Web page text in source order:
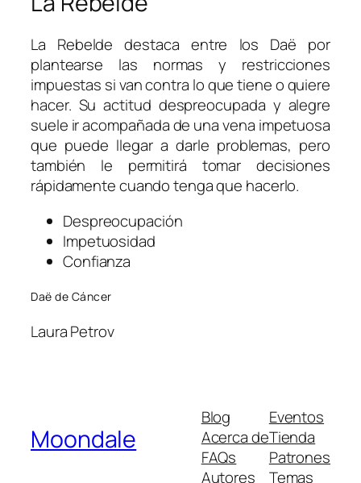
La Rebelde destaca entre los Daë por
plantearse las normas y restricciones
impuestas si van contra lo que tiene o quiere
hacer. Su actitud despreocupada y alegre
suele ir acompañada de una vena impetuosa
que puede llegar a darle problemas, pero
también le permitirá tomar decisiones
rápidamente cuando tenga que hacerlo.
Despreocupación
Impetuosidad
Confianza
Daë de Cáncer
Laura Petrov
Moondale
Blog
Acerca de
FAQs
Autores
Eventos
Tienda
Patrones
Temas